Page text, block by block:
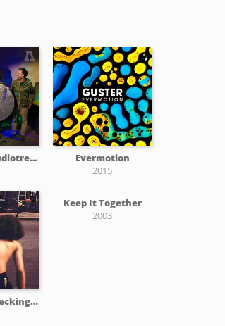
Guster on Audiotree Live
Evermotion
2015
One Man Wrecking Machine EP
Keep It Together
2003